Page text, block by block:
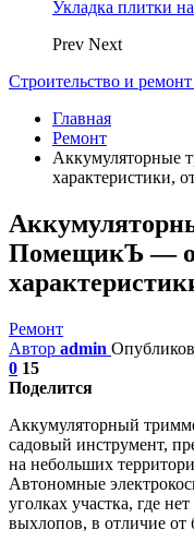
Укладка плитки
Prev Next
Строительство и
Главная
Ремонт
Аккумуляторные
характеристики,
ПомещикЪ —
Ремонт
Автор admin
0 15
Поделится
Аккумуляторный
садовый инструмент,
на небольших
Автономные
уголках участка, где
выхлопов, в отличие от